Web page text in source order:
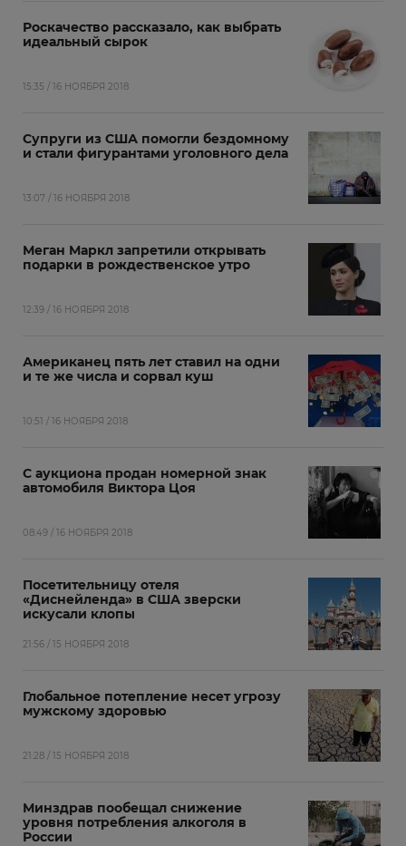
Роскачество рассказало, как выбрать
идеальный сырок
15:35 / 16 НОЯБРЯ 2018
Супруги из США помогли бездомному
и стали фигурантами уголовного дела
13:07 / 16 НОЯБРЯ 2018
Меган Маркл запретили открывать
подарки в рождественское утро
12:39 / 16 НОЯБРЯ 2018
Американец пять лет ставил на одни
и те же числа и сорвал куш
10:51 / 16 НОЯБРЯ 2018
С аукциона продан номерной знак
автомобиля Виктора Цоя
08:49 / 16 НОЯБРЯ 2018
Посетительницу отеля
«Диснейленда» в США зверски
искусали клопы
21:56 / 15 НОЯБРЯ 2018
Глобальное потепление несет угрозу
мужскому здоровью
21:28 / 15 НОЯБРЯ 2018
Минздрав пообещал снижение
уровня потребления алкоголя в
России